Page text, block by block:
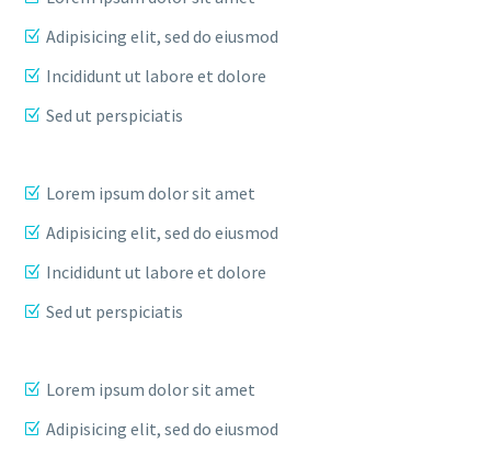
Adipisicing elit, sed do eiusmod
Incididunt ut labore et dolore
Sed ut perspiciatis
Lorem ipsum dolor sit amet
Adipisicing elit, sed do eiusmod
Incididunt ut labore et dolore
Sed ut perspiciatis
Lorem ipsum dolor sit amet
Adipisicing elit, sed do eiusmod